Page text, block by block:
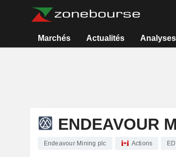
Marchés Actualités Analyses
ENDEAVOUR
Endeavour Mining plc Actions